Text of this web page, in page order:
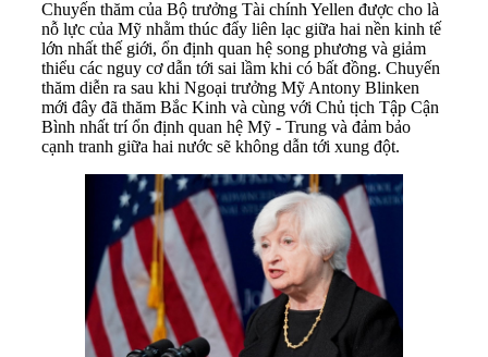
Chuyến thăm của Bộ trưởng Tài chính Yellen được cho là
nỗ lực của Mỹ nhằm thúc đẩy liên lạc giữa hai nền kinh tế
lớn nhất thế giới, ổn định quan hệ song phương và giảm
thiểu các nguy cơ dẫn tới sai lầm khi có bất đồng. Chuyến
thăm diễn ra sau khi Ngoại trưởng Mỹ Antony Blinken
mới đây đã thăm Bắc Kinh và cùng với Chủ tịch Tập Cận
Bình nhất trí ổn định quan hệ Mỹ - Trung và đảm bảo
cạnh tranh giữa hai nước sẽ không dẫn tới xung đột.